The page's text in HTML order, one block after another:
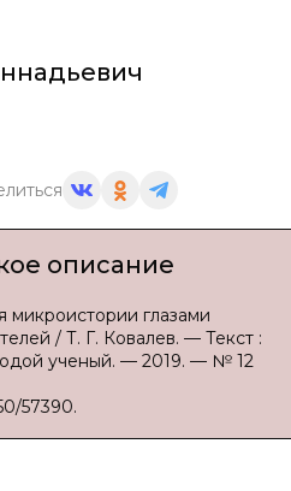
описание
микроистории глазами
/ Т. Г. Ковалев. — Текст :
ученый. — 2019. — № 12
57390.